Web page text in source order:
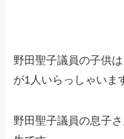
野田聖子議員の子供
が1人いらっしゃいま
野田聖子議員の息子